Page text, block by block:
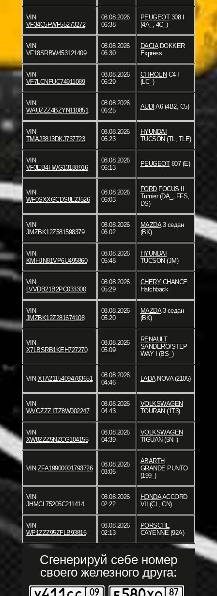
VIN
VF34C5FWF55273272
08.08.2026
06:38
PEUGEOT308 I
(4A_, 4C_)
VIN
VF18SRBW453121409
08.08.2026
06:30
DACIADOKKER
Express
VIN
VF7LCNFUC74911089
08.08.2026
06:29
CITROËNC4 I
(LC_)
VIN
WAUZZZ4BZYN110851
08.08.2026
06:25
AUDI A6 (4B2, C5)
VIN
TMAJ3813DKJ737723
08.08.2026
06:23
HYUNDAI
TUCSON (TL, TLE)
VIN
VF3EB4HWG13188916
08.08.2026
06:13
PEUGEOT807 (E)
VIN
WF0SXXGCDS8L23526
08.08.2026
06:03
FORDFOCUS II
Turnier (DA_, FFS,
DS)
VIN
JMZBK12Z581598379
08.08.2026
06:02
MAZDA3 седан
(BK)
VIN
KMHJN81VP6U495860
08.08.2026
05:48
HYUNDAI
TUCSON (JM)
VIN
LVVDB21B2PC033300
08.08.2026
05:29
CHERYCHANCE
Hatchback
VIN
JMZBK12Z281674108
08.08.2026
05:20
MAZDA3 седан
(BK)
VIN
X7LBSRB1KEH727270
08.08.2026
05:09
RENAULT
SANDERO/STEP
WAY I (BS_)
VIN XTA21154094783651
08.08.2026
04:46
LADANOVA (2105)
VIN
WVGZZZ1TZ8W002247
08.08.2026
04:43
VOLKSWAGEN
TOURAN (1T3)
VIN
XW8ZZZ5NZCG104155
08.08.2026
04:39
VOLKSWAGEN
TIGUAN (5N_)
VIN ZFA19900001793726
08.08.2026
03:06
ABARTH
GRANDE PUNTO
(199_)
VIN
JHMCL75205C211414
08.08.2026
02:22
HONDAACCORD
VII (CL, CN)
VIN
WP1ZZZ95ZFLB93816
08.08.2026
02:13
PORSCHE
CAYENNE (92A)
Сгенерируй себе номер
своего железного друга: